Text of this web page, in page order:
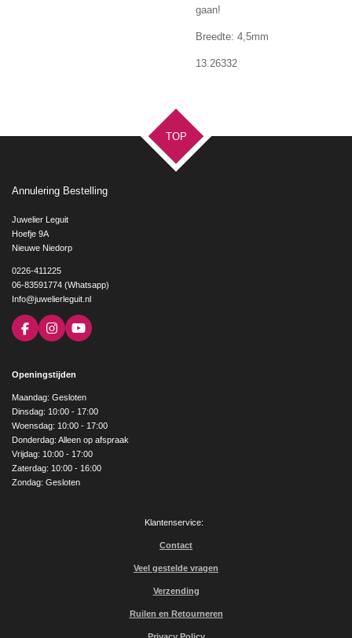
gaan!
Breedte: 4,5mm
13.26332
TOP
Annulering Bestelling
Juwelier Leguit
Hoefje 9A
Nieuwe Niedorp
0226-411225
06-83591774 (Whatsapp)
Info@juwelierleguit.nl
F
a
b
o
k
I
n
a
g
r
a
m
Y
o
e
Openingstijden
Maandag: Gesloten
Dinsdag: 10:00 - 17:00
Woensdag: 10:00 - 17:00
Donderdag: Alleen op afspraak
Vrijdag: 10:00 - 17:00
Zaterdag: 10:00 - 16:00
Zondag: Gesloten
Klantenservice:
Contact
Veel gestelde vragen
Verzending
Ruilen en Retourneren